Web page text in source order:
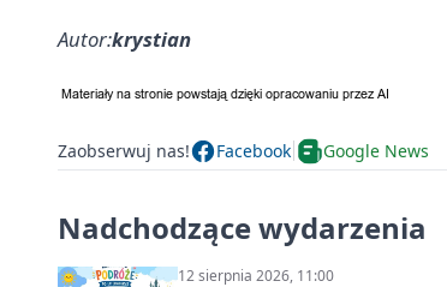
Autor:krystian
Zaobserwuj nas! Facebook Google News
Nadchodzące wydarzenia
12 sierpnia 2026, 11:00